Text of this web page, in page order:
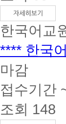
한국어교
**** 한국
마감
접수기간
조회 148